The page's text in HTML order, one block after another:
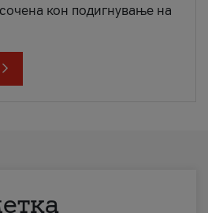
кон подигнување на